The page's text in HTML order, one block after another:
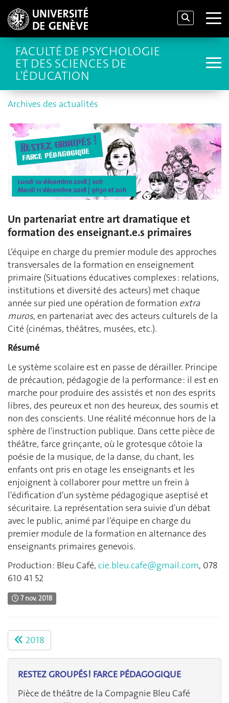
FACULTÉ DE PSYCHOLOGIE
ET DES SCIENCES DE
L'ÉDUCATION
Archives des actualités
Un partenariat entre art dramatique et
formation des enseignant.e.s primaires
L’équipe en charge du premier module des approches
transversales de la formation en enseignement
primaire (Situations éducatives complexes : relations,
institutions et diversité des acteurs) met chaque
année sur pied une opération de formation extra
muros, en partenariat avec des acteurs culturels de la
Cité (cinémas, théâtres, musées, etc.).
Résumé
Le système scolaire est en passe de dérailler. Principe
de précaution, pédagogie de la performance : il est en
marche pour produire des assistés et non des esprits
libres, des peureux et non des heureux, des soumis et
non des conscients. Une réalité méconnue hors de la
sphère de l'instruction publique. Dans cette pièce de
théâtre, farce grinçante, où le grotesque côtoie la
poésie de la musique, de la danse, du chant, les
enfants ont pris en otage les enseignants et les
enjoignent à collaborer pour mettre un frein à
l'édification d'un système pédagogique aseptisé et
sécuritaire. La représentation sera suivie d'un débat
avec le public, animé par l’équipe en charge du
premier module de la formation en alternance des
enseignants primaires genevois.
Production : Bleu Café, cie.bleu.cafe@gmail.com, 078
610 41 52
7 nov. 2018
2018
RESTEZ GROUPÉS ! FARCE PÉDAGOGIQUE
Pièce de théâtre de la Compagnie Bleu Café